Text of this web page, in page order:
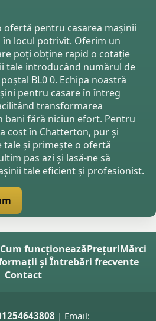
ofertă pentru casarea mașinii
locul potrivit. Oferim un
poți obține rapid o cotație
tale introducând numărul de
BL0 0. Echipa noastră
pentru casare în întreg
transformarea
bani fără niciun efort. Pentru
cost în Chatterton, pur și
și primește o ofertă
pas azi și lasă-ne să
tale eficient și profesionist.
Cum funcționeazăPrețuriMărci
și Întrebări frecvente
Contact
| Email: